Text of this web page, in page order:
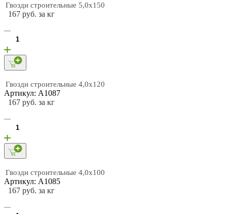
Гвозди строительные 5,0х150
167 руб. за кг
Гвозди строительные 4,0х120
Артикул: А1087
167 руб. за кг
Гвозди строительные 4,0х100
Артикул: А1085
167 руб. за кг